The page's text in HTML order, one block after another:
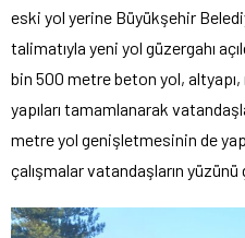
eski yol yerine Büyükşehir
talimatıyla yeni yol güzergahı
bin 500 metre beton yol, altyapı,
yapıları tamamlanarak
metre yol genişletmesinin de
çalışmalar vatandaşların yüzünü